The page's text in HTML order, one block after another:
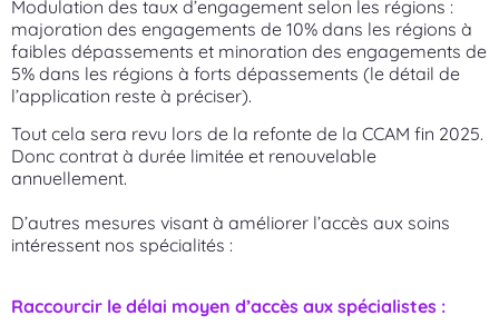
Modulation des taux d’engagement selon les régions :
majoration des engagements de 10% dans les régions à
faibles dépassements et minoration des engagements de
5% dans les régions à forts dépassements (le détail de
l’application reste à préciser).
Tout cela sera revu lors de la refonte de la CCAM fin 2025.
Donc contrat à durée limitée et renouvelable
annuellement.
D’autres mesures visant à améliorer l’accès aux soins
intéressent nos spécialités :
Raccourcir le délai moyen d’accès aux spécialistes :